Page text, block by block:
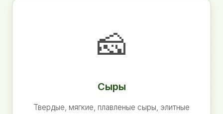
🧀
Сыры
Твердые, мягкие, плавленые сыры, элитные